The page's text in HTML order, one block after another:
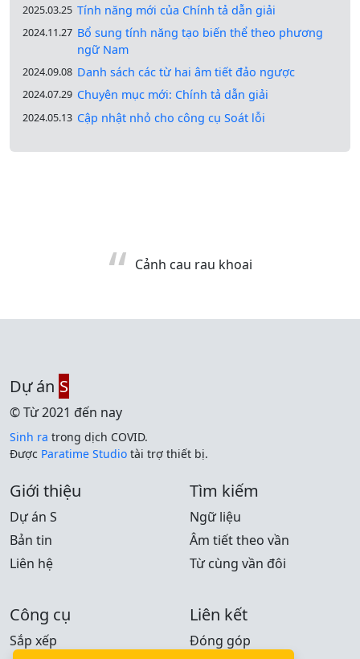
2025.03.25 Tính năng mới của Chính tả dẫn giải
2024.11.27 Bổ sung tính năng tạo biến thể theo phương
ngữ Nam
2024.09.08 Danh sách các từ hai âm tiết đảo ngược
2024.07.29 Chuyên mục mới: Chính tả dẫn giải
2024.05.13 Cập nhật nhỏ cho công cụ Soát lỗi
Cảnh cau rau khoai
Dự án S
© Từ 2021 đến nay
Sinh ra trong dịch COVID.
Được Paratime Studio tài trợ thiết bị.
Giới thiệu
Dự án S
Bản tin
Liên hệ
Tìm kiếm
Ngữ liệu
Âm tiết theo vần
Từ cùng vần đôi
Công cụ
Sắp xếp
Liên kết
Đóng góp